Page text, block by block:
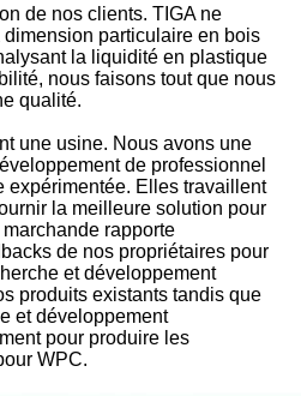
de nos clients. TIGA ne
particulaire en bois
la liquidité en plastique
nous faisons tout que nous
qualité.
une usine. Nous avons une
de professionnel
expérimentée. Elles travaillent
la meilleure solution pour
rapporte
de nos propriétaires pour
et développement
produits existants tandis que
et développement
pour produire les
WPC.